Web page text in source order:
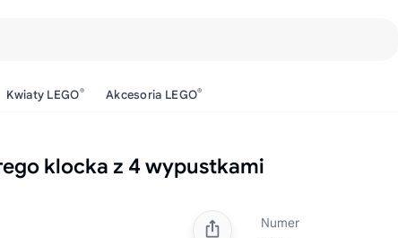
Kwiaty LEGO® Akcesoria LEGO®
klocka z 4 wypustkami
Numer